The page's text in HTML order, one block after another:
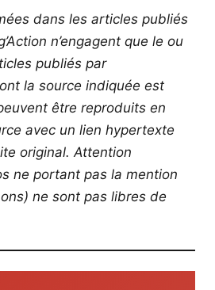
dans les articles publiés
n’engagent que le ou
publiés par
la source indiquée est
être reproduits en
avec un lien hypertexte
original. Attention
ne portant pas la mention
ne sont pas libres de